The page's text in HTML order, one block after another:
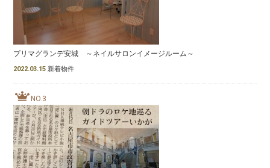
プリマグランデ安城 ～ネイルサロンイメージルーム～
2022.03.15 新着物件
NO.3